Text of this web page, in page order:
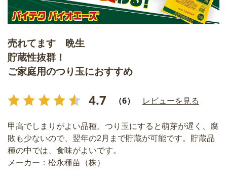
売れてます 晩生
貯蔵性抜群！
ご家庭用のつり玉におすすめ
4.7 （6） レビューを見る
甲高でしまりがよい品種。つり玉にすると萌芽が遅く、腐
敗も少ないので、翌年の2月まで貯蔵が可能です。貯蔵品
種の中では、食味がよいです。
メーカー：松永種苗（株）